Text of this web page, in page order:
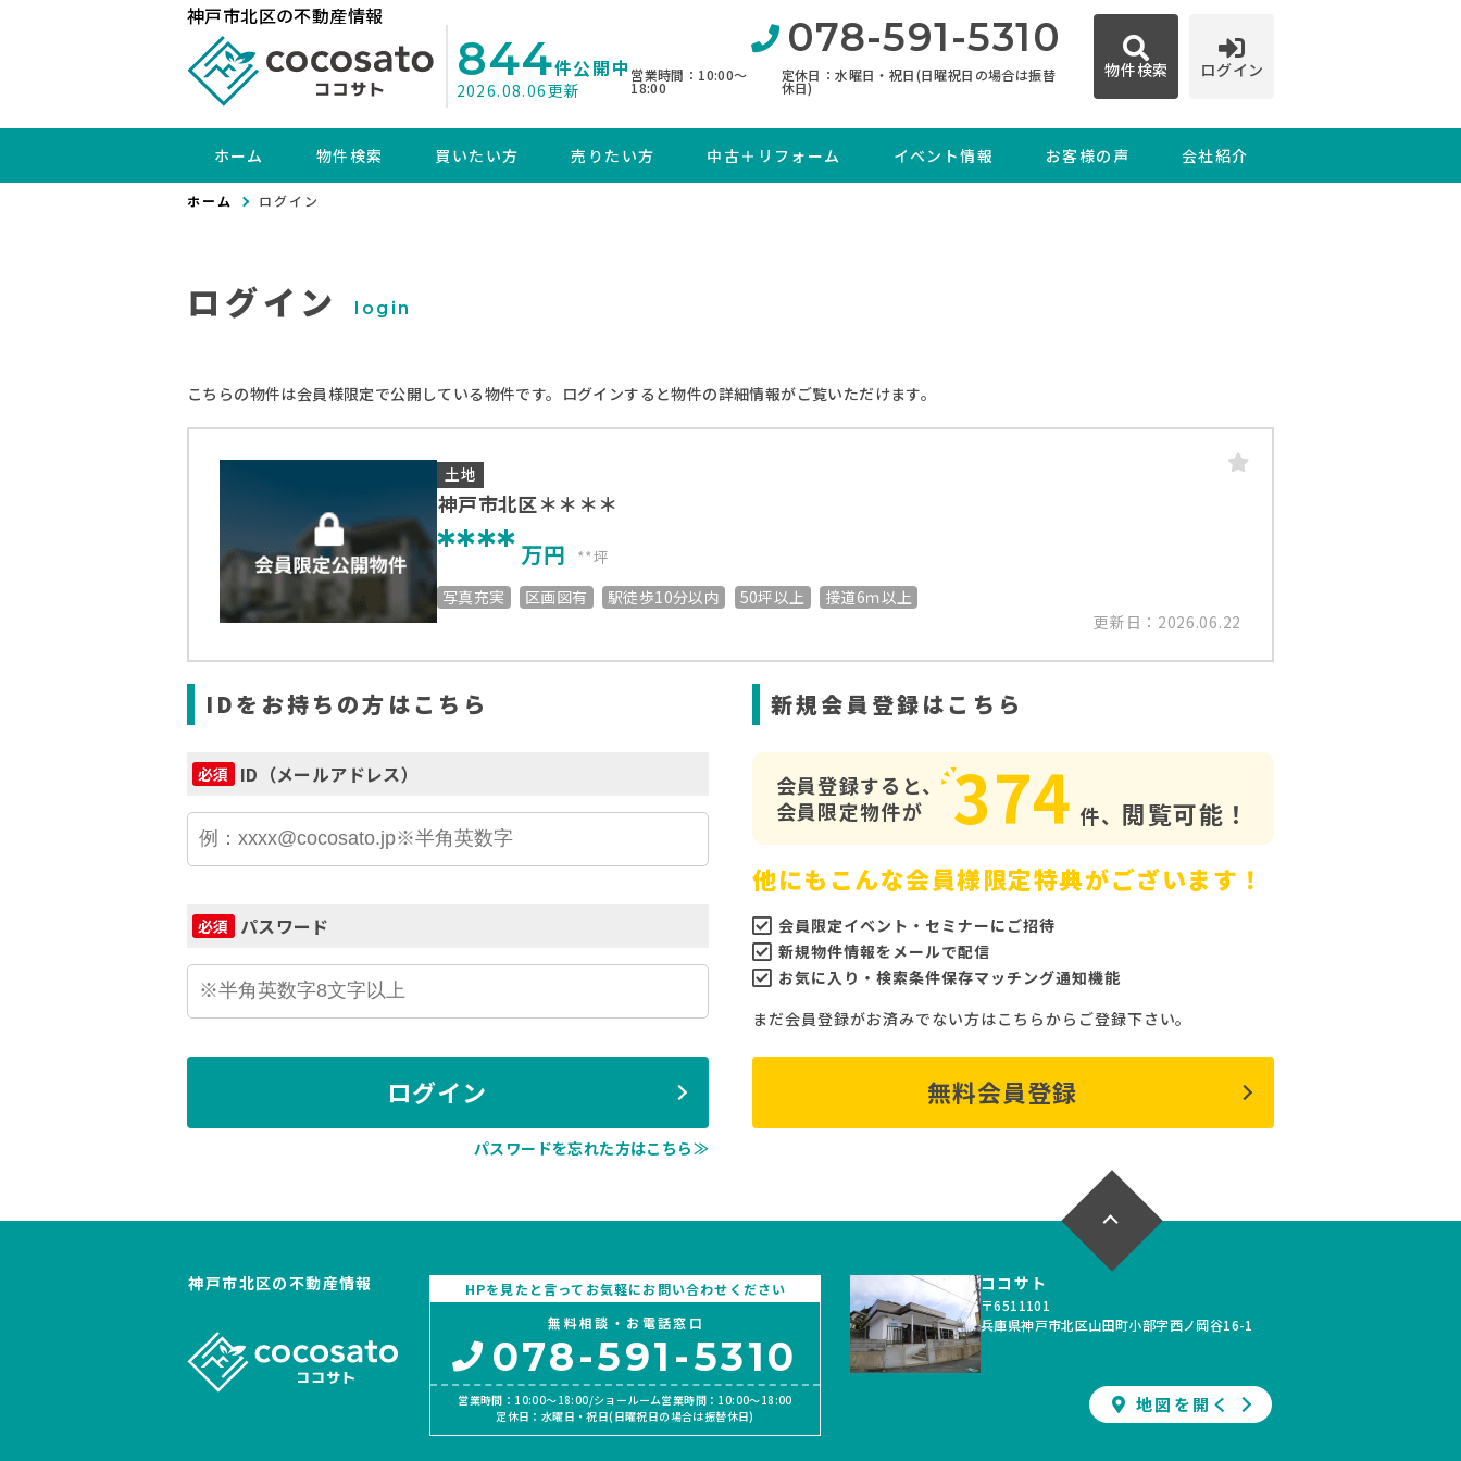
844件公開中
2026.08.06更新
神戸市北区の不動産情報 078-591-5310
営業時間：10:00〜
18:00
定休日：水曜日・祝日(日曜祝日の場合は振替
休日)
物件検索 ログイン
ホーム 物件検索 買いたい方 売りたい方 中古＋リフォーム イベント情報 お客様の声 会社紹介
ホーム ログイン
ログイン login
こちらの物件は会員様限定で公開している物件です。ログインすると物件の詳細情報がご覧いただけます。
土地
神戸市北区＊＊＊＊
**** 万円
**坪
写真充実
区画図有 駅徒歩10分以内 50坪以上
接道6ｍ以上
更新日：2026.06.22
IDをお持ちの方はこちら
必須 ID（メールアドレス）
必須 パスワード
ログイン
パスワードを忘れた方はこちら≫
新規会員登録はこちら
会員登録すると、
会員限定物件が
374 件、 閲覧可能！
他にもこんな会員様限定特典がございます！
会員限定イベント・セミナーにご招待
新規物件情報をメールで配信
お気に入り・検索条件保存マッチング通知機能
まだ会員登録がお済みでない方はこちらからご登録下さい。
無料会員登録
神戸市北区の不動産情報
HPを見たと言ってお気軽にお問い合わせください
無料相談・お電話窓口
078-591-5310
営業時間：10:00〜18:00/ショールーム営業時間：10:00〜18:00
定休日：水曜日・祝日(日曜祝日の場合は振替休日)
ココサト
〒6511101
兵庫県神戸市北区山田町小部字西ノ岡谷16-1
地図を開く